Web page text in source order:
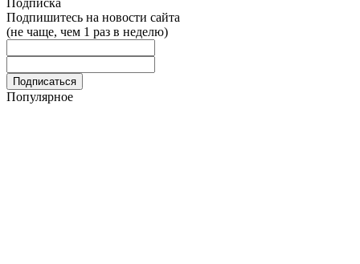
Подписка
Подпишитесь на новости сайта
(не чаще, чем 1 раз в неделю)
Популярное